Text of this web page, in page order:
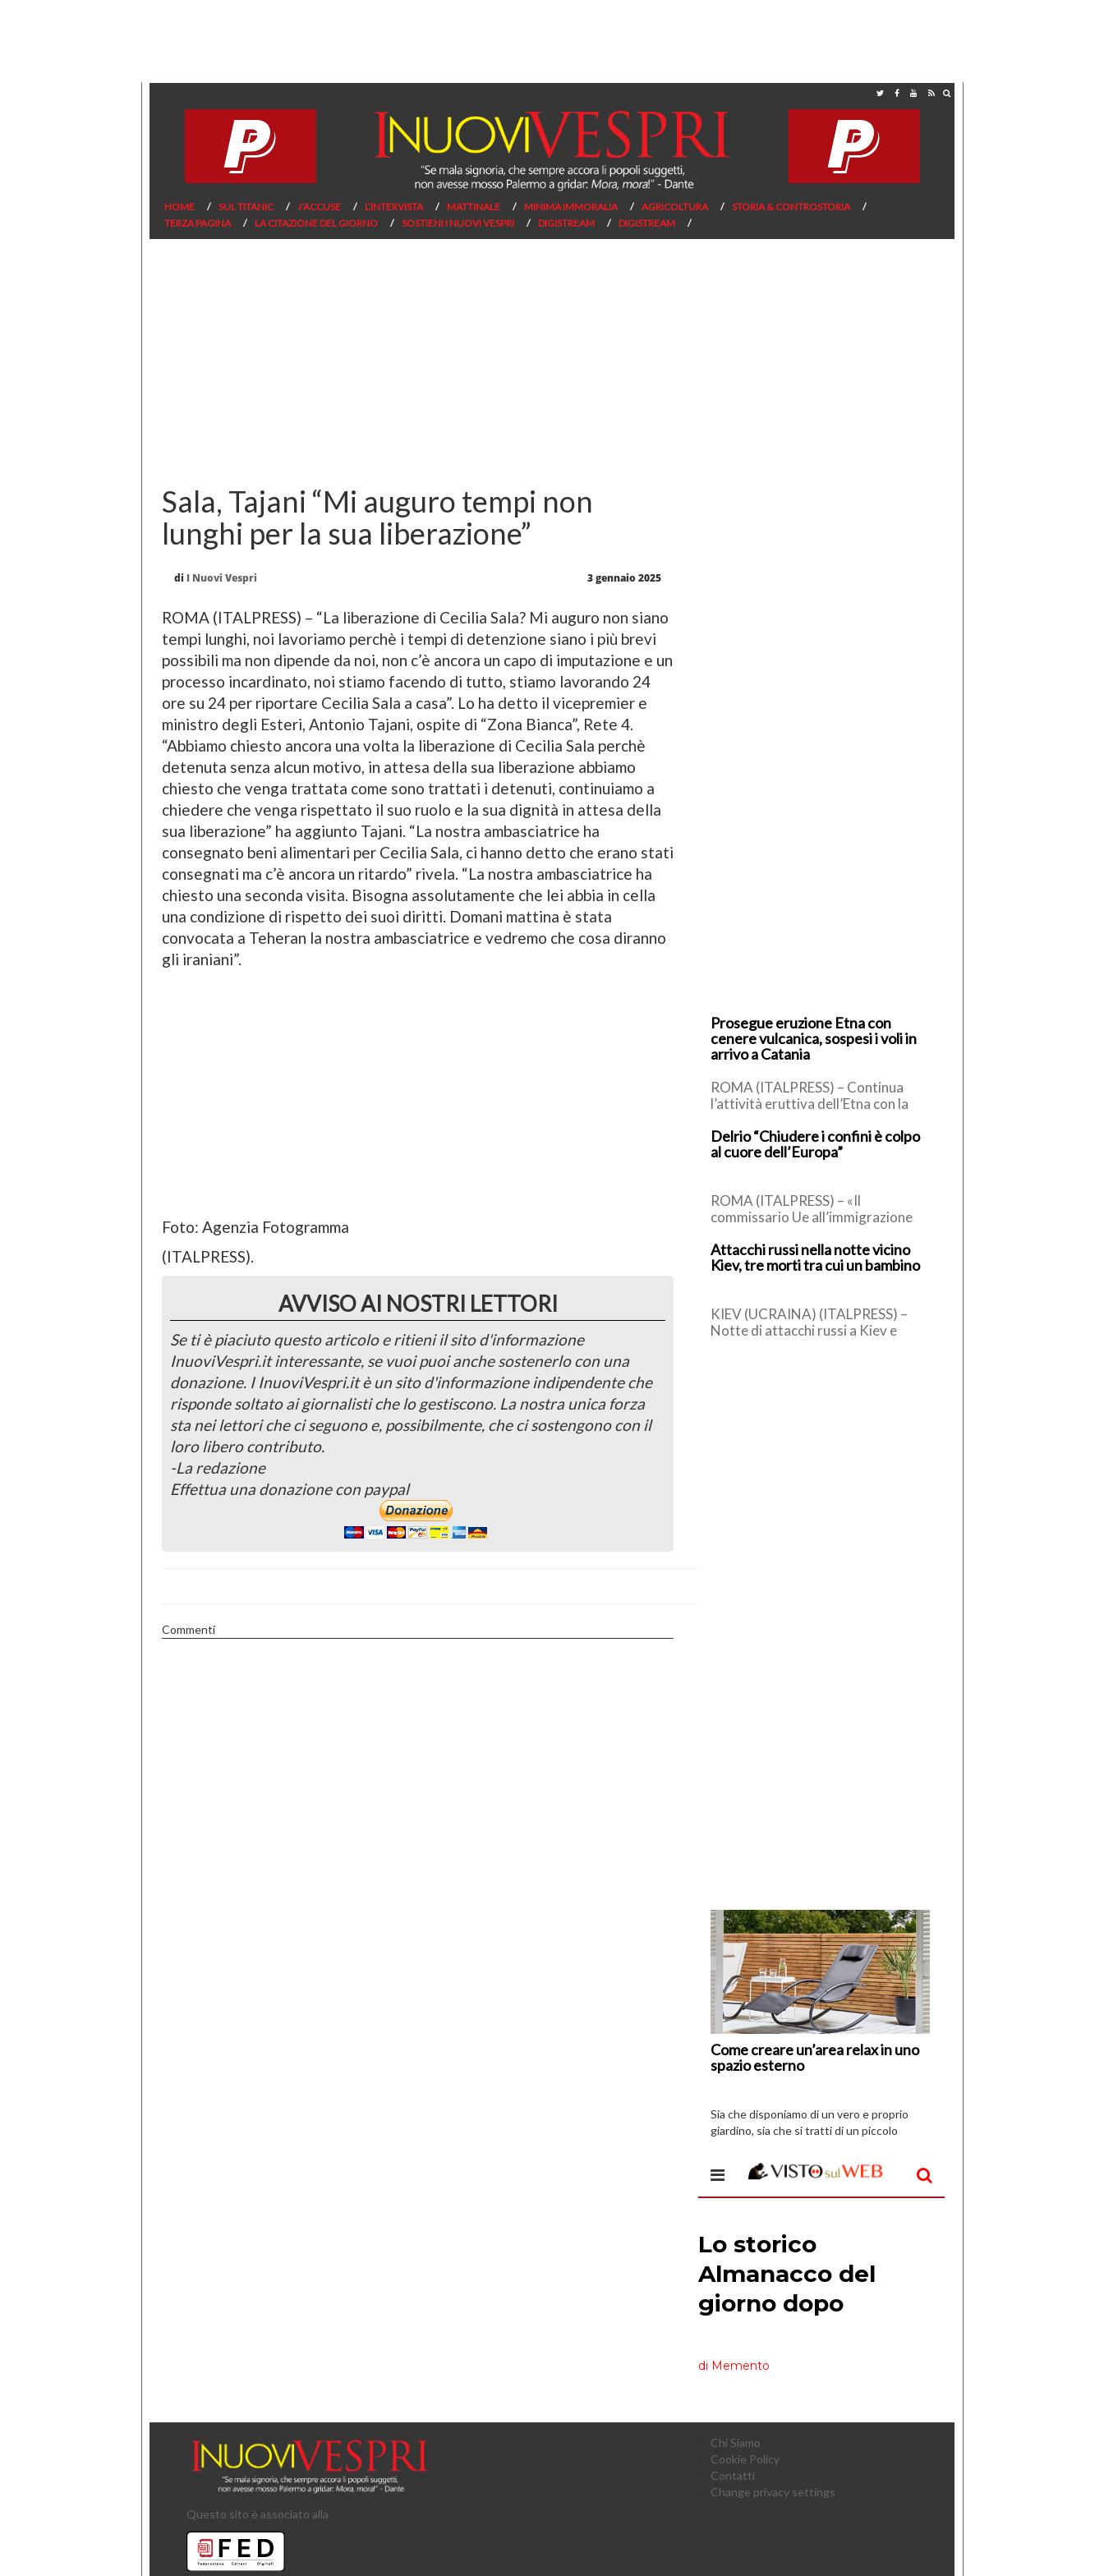
HOME SUL TITANIC J’ACCUSE L’INTERVISTA MATTINALE MINIMA IMMORALIA AGRICOLTURA
STORIA & CONTROSTORIA
TERZA PAGINA
LA CITAZIONE DEL GIORNO SOSTIENI I NUOVI VESPRI DIGISTREAM DIGISTREAM
Sala, Tajani “Mi auguro tempi non
lunghi per la sua liberazione”
di I Nuovi Vespri 3 gennaio 2025
ROMA (ITALPRESS) – “La liberazione di Cecilia Sala? Mi auguro non siano
tempi lunghi, noi lavoriamo perchè i tempi di detenzione siano i più brevi
possibili ma non dipende da noi, non c’è ancora un capo di imputazione e un
processo incardinato, noi stiamo facendo di tutto, stiamo lavorando 24
ore su 24 per riportare Cecilia Sala a casa”. Lo ha detto il vicepremier e
ministro degli Esteri, Antonio Tajani, ospite di “Zona Bianca”, Rete 4.
“Abbiamo chiesto ancora una volta la liberazione di Cecilia Sala perchè
detenuta senza alcun motivo, in attesa della sua liberazione abbiamo
chiesto che venga trattata come sono trattati i detenuti, continuiamo a
chiedere che venga rispettato il suo ruolo e la sua dignità in attesa della
sua liberazione” ha aggiunto Tajani. “La nostra ambasciatrice ha
consegnato beni alimentari per Cecilia Sala, ci hanno detto che erano stati
consegnati ma c’è ancora un ritardo” rivela. “La nostra ambasciatrice ha
chiesto una seconda visita. Bisogna assolutamente che lei abbia in cella
una condizione di rispetto dei suoi diritti. Domani mattina è stata
convocata a Teheran la nostra ambasciatrice e vedremo che cosa diranno
gli iraniani”.
Foto: Agenzia Fotogramma
(ITALPRESS).
AVVISO AI NOSTRI LETTORI
Se ti è piaciuto questo articolo e ritieni il sito d'informazione
InuoviVespri.it interessante, se vuoi puoi anche sostenerlo con una
donazione. I InuoviVespri.it è un sito d'informazione indipendente che
risponde soltato ai giornalisti che lo gestiscono. La nostra unica forza
sta nei lettori che ci seguono e, possibilmente, che ci sostengono con il
loro libero contributo.
-La redazione
Effettua una donazione con paypal
Commenti
Prosegue eruzione Etna con
cenere vulcanica, sospesi i voli in
arrivo a Catania
ROMA (ITALPRESS) – Continua
l’attività eruttiva dell’Etna con la
vulcanica in atmosfera. L’Istituto
Nazionale di Geofisica […]
Delrio “Chiudere i confini è colpo
al cuore dell’Europa”
ROMA (ITALPRESS) – «Il
commissario Ue all’immigrazione
che la sospensione dell’accordo di
Schengen, può essere […]
Attacchi russi nella notte vicino
Kiev, tre morti tra cui un bambino
KIEV (UCRAINA) (ITALPRESS) –
Notte di attacchi russi a Kiev e
Come creare un’area relax in uno
spazio esterno
di
I
Vespri
Sia che disponiamo di un vero e proprio
giardino, sia che si tratti di un piccolo
Questo sito è associato alla
Chi Siamo
Cookie Policy
Contatti
Change privacy settings